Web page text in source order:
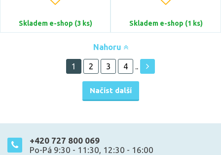
Skladem e-shop (3 ks) Skladem e-shop (1 ks)
Nahoru
Načíst další
1 2 3 4 ..
+420 727 800 069
Po-Pá 9:30 - 11:30, 12:30 - 16:00